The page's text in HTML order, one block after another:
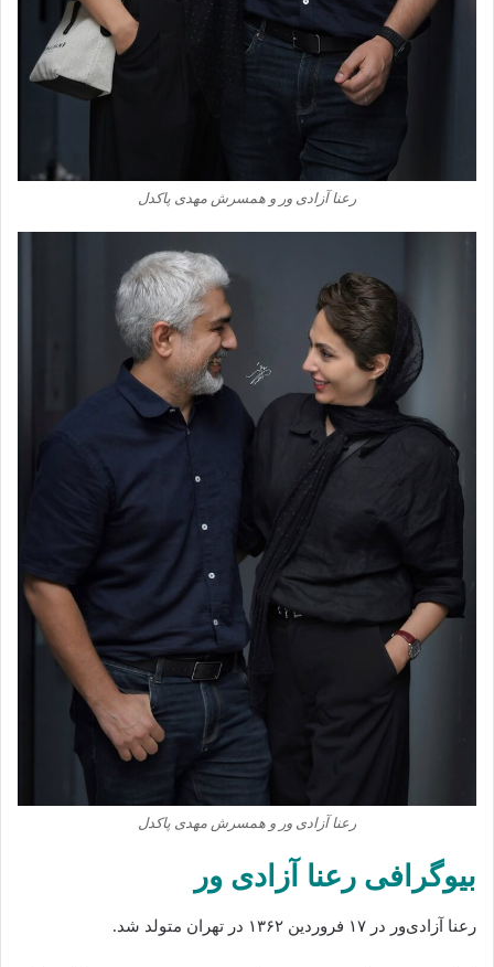
رعنا آزادی ور و همسرش مهدی پاکدل
رعنا آزادی ور و همسرش مهدی پاکدل
بیوگرافی رعنا آزادی‌ ور
رعنا آزادی‌ور در ۱۷ فروردین ۱۳۶۲ در تهران متولد شد.